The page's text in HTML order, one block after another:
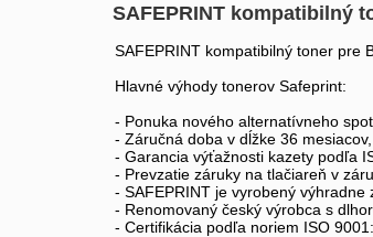
SAFEPRINT kompatibilný
SAFEPRINT kompatibilný toner pre
Hlavné výhody tonerov Safeprint:
- Ponuka nového alternatívneho
- Záručná doba v dĺžke 36
- Garancia výťažnosti kazety podľa
- Prevzatie záruky na tlačiareň v
- SAFEPRINT je vyrobený
- Renomovaný český výrobca s
- Certifikácia podľa noriem ISO